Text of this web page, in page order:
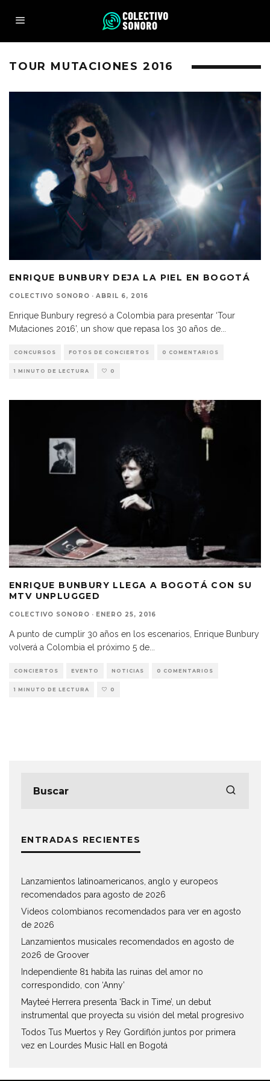
TOUR MUTACIONES 2016
ENRIQUE BUNBURY DEJA LA PIEL EN BOGOTÁ
COLECTIVO SONORO · ABRIL 6, 2016
Enrique Bunbury regresó a Colombia para presentar ‘Tour
Mutaciones 2016’, un show que repasa los 30 años de
CONCURSOS FOTOS DE CONCIERTOS 0 COMENTARIOS
1 MINUTO DE LECTURA 0
ENRIQUE BUNBURY LLEGA A BOGOTÁ CON SU
MTV UNPLUGGED
COLECTIVO SONORO · ENERO 25, 2016
A punto de cumplir 30 años en los escenarios, Enrique Bunbury
volverá a Colombia el próximo 5 de...
CONCIERTOS EVENTO NOTICIAS 0 COMENTARIOS
1 MINUTO DE LECTURA 0
ENTRADAS RECIENTES
Lanzamientos latinoamericanos, anglo y europeos
recomendados para agosto de 2026
Videos colombianos recomendados para ver en agosto
de 2026
Lanzamientos musicales recomendados en agosto de
2026 de Groover
Independiente 81 habita las ruinas del amor no
correspondido, con ‘Anny’
Mayteé Herrera presenta ‘Back in Time’, un debut
instrumental que proyecta su visión del metal progresivo
Todos Tus Muertos y Rey Gordiflón juntos por primera
vez en Lourdes Music Hall en Bogotá